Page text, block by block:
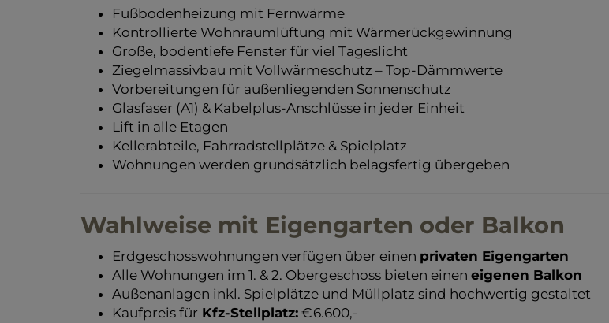
Fußbodenheizung mit Fernwärme
Kontrollierte Wohnraumlüftung mit Wärmerückgewinnung
Große, bodentiefe Fenster für viel Tageslicht
Ziegelmassivbau mit Vollwärmeschutz – Top-Dämmwerte
Vorbereitungen für außenliegenden Sonnenschutz
Glasfaser (A1) & Kabelplus-Anschlüsse in jeder Einheit
Lift in alle Etagen
Kellerabteile, Fahrradstellplätze & Spielplatz
Wohnungen werden grundsätzlich belagsfertig übergeben
Wahlweise mit Eigengarten oder Balkon
Erdgeschosswohnungen verfügen über einen privaten Eigengarten
Alle Wohnungen im 1. & 2. Obergeschoss bieten einen eigenen Balkon
Außenanlagen inkl. Spielplätze und Müllplatz sind hochwertig gestaltet
Kaufpreis für Kfz-Stellplatz: € 6.600,-